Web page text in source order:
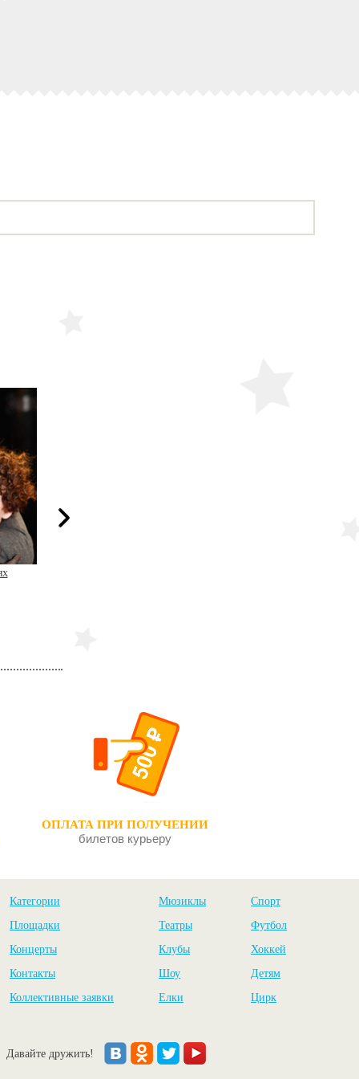
ОПЛАТА ПРИ ПОЛУЧЕНИИ
билетов курьеру
Категории
Площадки
Концерты
Контакты
Коллективные заявки
Мюзиклы
Театры
Клубы
Шоу
Елки
Спорт
Футбол
Хоккей
Детям
Цирк
Давайте дружить!